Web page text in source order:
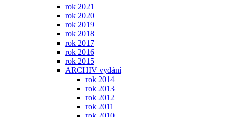
rok 2021
rok 2020
rok 2019
rok 2018
rok 2017
rok 2016
rok 2015
ARCHIV vydání
rok 2014
rok 2013
rok 2012
rok 2011